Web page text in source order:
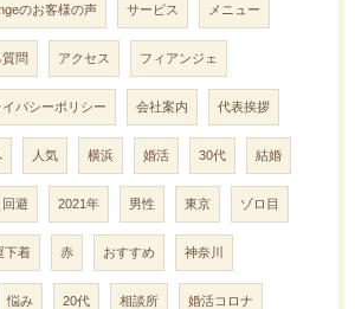
のお客様の声 サービス メニュー
質問 アクセス フィアンジェ
イバシーポリシー 会社案内 代表挨拶
人気 横浜 婚活 30代 結婚
回避 2021年 男性 東京 ゾロ目
下着 赤 おすすめ 神奈川
悩み 20代 相談所 婚活コロナ